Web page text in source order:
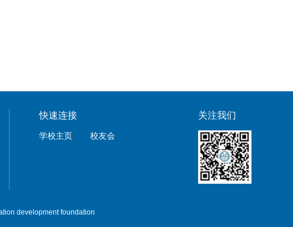
快速连接
学校主页 校友会
关注我们
development foundation